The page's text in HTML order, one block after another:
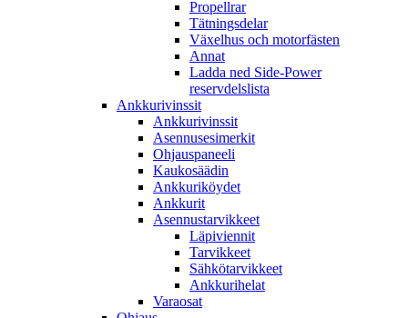
Propellrar
Tätningsdelar
Växelhus och motorfästen
Annat
Ladda ned Side-Power
reservdelslista
Ankkurivinssit
Ankkurivinssit
Asennusesimerkit
Ohjauspaneeli
Kaukosäädin
Ankkuriköydet
Ankkurit
Asennustarvikkeet
Läpiviennit
Tarvikkeet
Sähkötarvikkeet
Ankkurihelat
Varaosat